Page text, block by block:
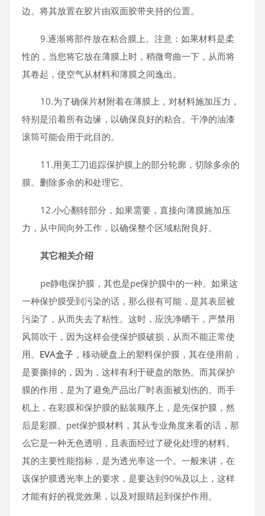
边。将其放置在胶片由双面胶带夹持的位置。
9.逐渐将部件放在粘合膜上。注意：如果材料是柔
性的，当您将它放在薄膜上时，稍微弯曲一下，从而将
其卷起，使空气从材料和薄膜之间逸出。
10.为了确保片材附着在薄膜上，对材料施加压力，
特别是沿着所有边缘，以确保良好的粘合。干净的油漆
滚筒可能会用于此目的。
11.用美工刀追踪保护膜上的部分轮廓，切除多余的
膜。删除多余的和处理它。
12.小心翻转部分，如果需要，直接向薄膜施加压
力，从中间向外工作，以确保整个区域粘附良好。
其它相关介绍
pe静电保护膜，其也是pe保护膜中的一种。如果这
一种保护膜受到污染的话，那么很有可能，是其表层被
污染了，从而失去了粘性。这时，应洗净晒干，严禁用
风筒吹干，因为这样会使保护膜破损，从而不能正常使
用。 EVA盒子 ，移动硬盘上的塑料保护膜，其在使用前，
是要撕掉的，因为，这样有利于硬盘的散热。而其保护
膜的作用，是为了避免产品出厂时表面被划伤的。而手
机上，在彩膜和保护膜的贴装顺序上，是先保护膜，然
后是彩膜。pet保护膜材料，其从专业角度来看的话，那
么它是一种无色透明，且表面经过了硬化处理的材料。
其的主要性能指标，是为透光率这一个。一般来讲，在
该保护膜透光率上的要求，是要达到90%及以上，这样
才能有好的视觉效果，以及对眼睛起到保护作用。